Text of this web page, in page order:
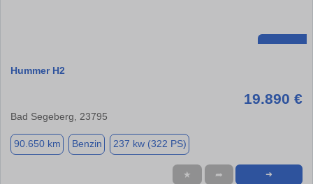
Hummer H2
19.890 €
Bad Segeberg, 23795
90.650 km Benzin 237 kw (322 PS)
★ ➦ ➜